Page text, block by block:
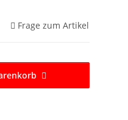
Frage zum Artikel